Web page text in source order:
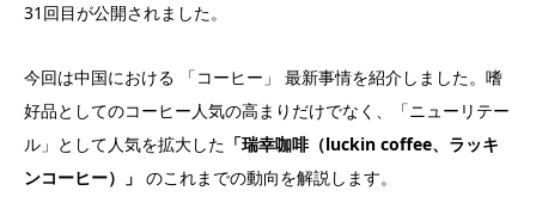
31回目が公開されました。
今回は中国における 「コーヒー」 最新事情を紹介しました。嗜
好品としてのコーヒー人気の高まりだけでなく、「ニューリテー
ル」として人気を拡大した 「瑞幸咖啡（luckin coffee、ラッキ
ンコーヒー）」 のこれまでの動向を解説します。